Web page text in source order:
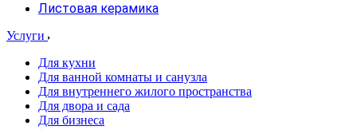
Листовая керамика
Услуги
Для кухни
Для ванной комнаты и санузла
Для внутреннего жилого пространства
Для двора и сада
Для бизнеса